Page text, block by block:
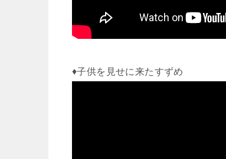
♦子供を見せに来たすずめ